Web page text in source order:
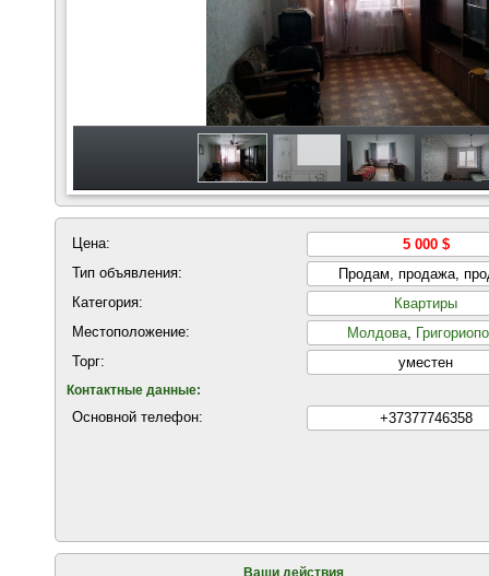
Цена:
5 000 $
Тип объявления:
Продам, продажа,
Категория:
Квартиры
Местоположение:
Молдова,
Торг:
уместен
Контактные данные:
Основной телефон: +37377746358
Ваши действия